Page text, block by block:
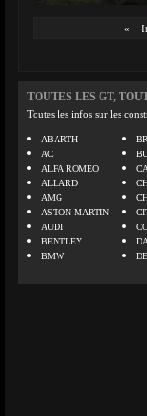
«
TOUTES LES GT,
Toutes les infos sur les
ABARTH
AC
ALFA ROMEO
ALLARD
AMG
ASTON MARTIN
AUDI
BENTLEY
BMW